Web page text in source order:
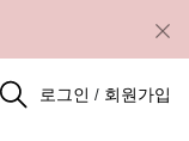
로그인 / 회원가입